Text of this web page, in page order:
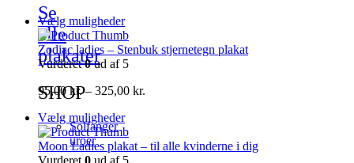
Se
alle
plakater
SHOP
Solfanger
uroer
Vælg muligheder
Zodiac ladies – Stenbuk stjernetegn plakat
Vurderet0ud af 5
95,00kr. – 325,00 kr.
Vælg muligheder
Moon Ladies plakat – til alle kvinderne i dig
Vurderet 0 ud af 5